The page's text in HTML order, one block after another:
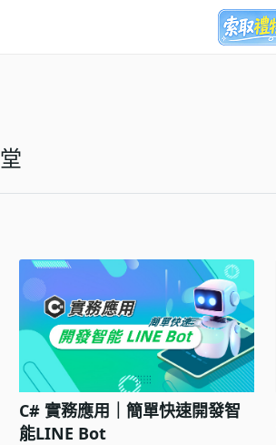
堂
C# 實務應用｜簡單快速開發智
能LINE Bot